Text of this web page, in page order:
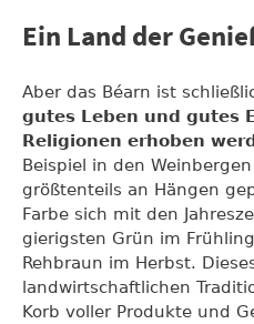
Ein Land der
Aber das Béarn ist
gutes Leben und gutes
Religionen erhoben
Beispiel in den
größtenteils an Hängen
Farbe sich mit den
gierigsten Grün im
Rehbraun im Herbst.
landwirtschaftlichen
Korb voller Produkte und